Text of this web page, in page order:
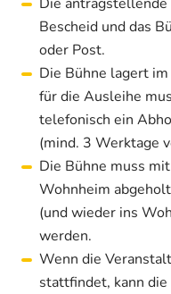
Bescheid und das
oder Post.
Die Bühne lagert im
für die Ausleihe
telefonisch ein
(mind. 3 Werktage
Die Bühne muss
Wohnheim
(und wieder ins
werden.
Wenn die
stattfindet, kann die